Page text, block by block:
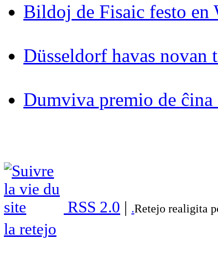
Bildoj de Fisaic festo en
Düsseldorf havas novan
Dumviva premio de
RSS 2.0 | .Retejo realigita
la retejo